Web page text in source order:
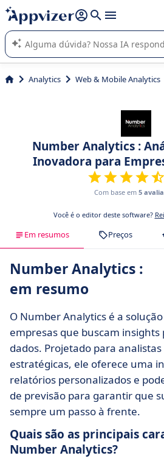
de nossa IA (várias linhas com
A IA do Appvizer o orienta no uso ou na
SaaS para sua empresa.
Analytics Web & Mobile Analytics
Number Analytics :
Inovadora para
Com base em 5
Você é o editor deste software?
Em resumos Preços
Number Analytics :
em resumo
O Number Analytics é a
empresas que buscam
dados. Projetado para
estratégicas, ele oferece uma
relatórios personalizados e
de previsão para garantir que
sempre um passo à frente.
Quais são as principais
Number Analytics?